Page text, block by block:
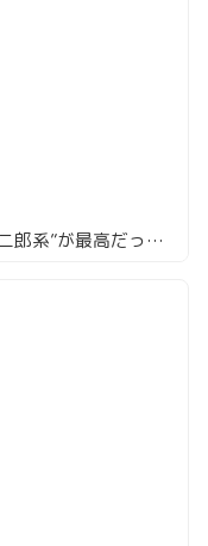
子どもOKで量調整もOK。“やさしい二郎系”が最高だった件